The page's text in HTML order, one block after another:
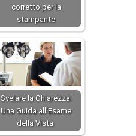
corretto per la
stampante
Svelare la Chiarezza:
Una Guida all'Esame
della Vista